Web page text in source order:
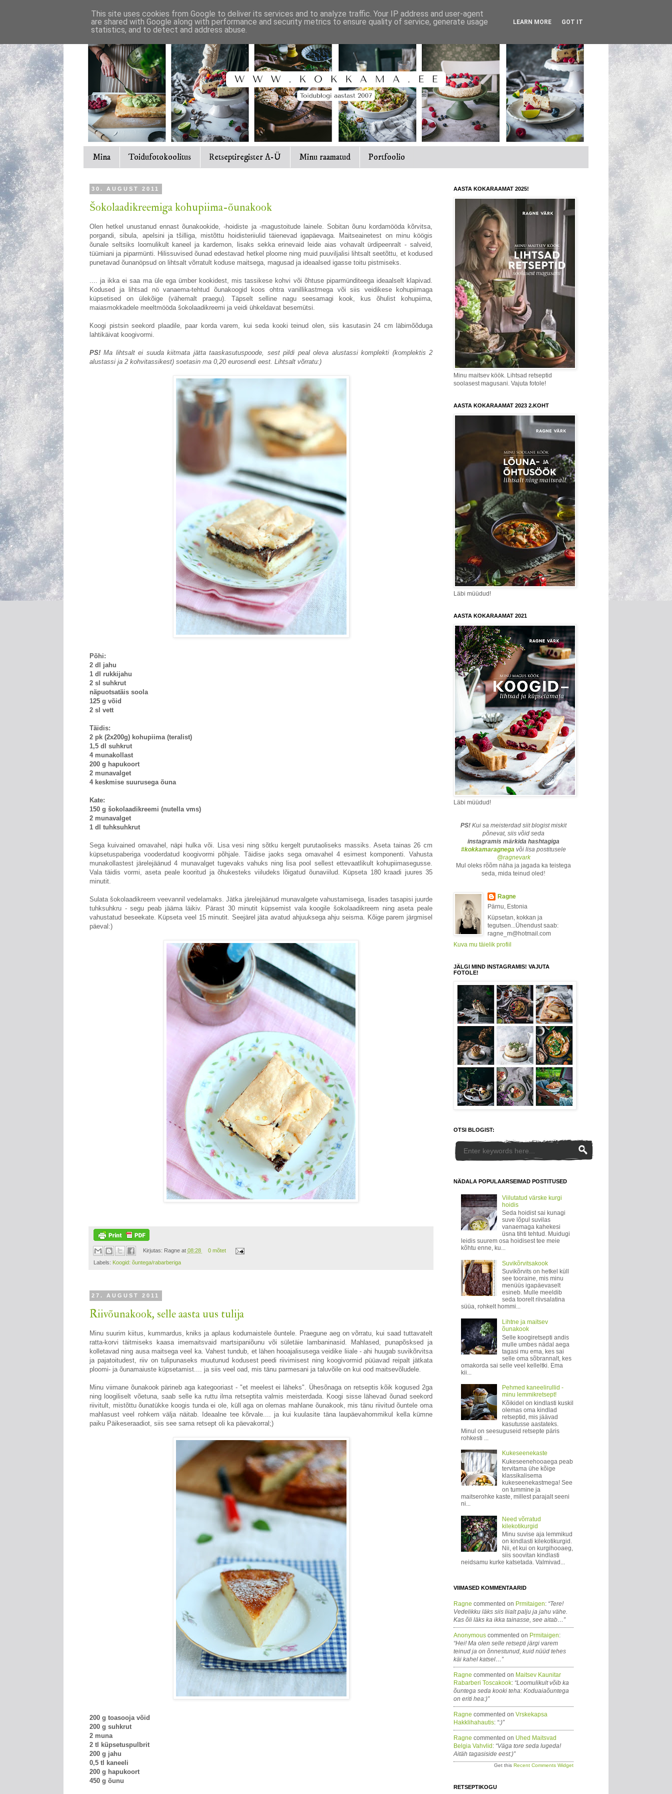
Mina Toidufotokoolitus Retseptiregister A-Ü Minu raamatud Portfoolio
30. AUGUST 2011
Šokolaadikreemiga kohupiima-õunakook
Olen hetkel unustanud ennast õunakookide, -hoidiste ja -magustoitude lainele. Sobitan õunu kordamööda kõrvitsa,
porgandi, sibula, apelsini ja tšilliga, mistõttu hoidisteriiulid täienevad igapäevaga. Maitseainetest on minu köögis
õunale seltsiks loomulikult kaneel ja kardemon, lisaks sekka erinevaid leide aias vohavalt ürdipeenralt - salveid,
tüümiani ja piparmünti. Hilissuvised õunad edestavad hetkel ploome ning muid puuviljalisi lihtsalt seetõttu, et kodused
punetavad õunanöpsud on lihtsalt võrratult koduse maitsega, magusad ja ideaalsed igasse toitu pistmiseks.
.... ja ikka ei saa ma üle ega ümber kookidest, mis tassikese kohvi või õhtuse piparmünditeega ideaalselt klapivad.
Kodused ja lihtsad nö vanaema-tehtud õunakoogid koos ohtra vanillikastmega või siis veidikese kohupiimaga
küpsetised on ülekõige (vähemalt praegu). Täpselt selline nagu seesamagi kook, kus õhulist kohupiima,
maiasmokkadele meeltmööda šokolaadikreemi ja veidi ühkeldavat besemütsi.
Koogi pistsin seekord plaadile, paar korda varem, kui seda kooki teinud olen, siis kasutasin 24 cm läbimõõduga
lahtikäivat koogivormi.
PS! Ma lihtsalt ei suuda kiitmata jätta taaskasutuspoode, sest pildi peal oleva alustassi komplekti (komplektis 2
alustassi ja 2 kohvitassikest) soetasin ma 0,20 eurosendi eest. Lihtsalt võrratu:)
Põhi:
2 dl jahu
1 dl rukkijahu
2 sl suhkrut
näpuotsatäis soola
125 g võid
2 sl vett
Täidis:
2 pk (2x200g) kohupiima (teralist)
1,5 dl suhkrut
4 munakollast
200 g hapukoort
2 munavalget
4 keskmise suurusega õuna
Kate:
150 g šokolaadikreemi (nutella vms)
2 munavalget
1 dl tuhksuhkrut
Sega kuivained omavahel, näpi hulka või. Lisa vesi ning sõtku kergelt purutaoliseks massiks. Aseta tainas 26 cm
küpsetuspaberiga vooderdatud koogivormi põhjale. Täidise jaoks sega omavahel 4 esimest komponenti. Vahusta
munakollastest järelejäänud 4 munavalget tugevaks vahuks ning lisa pool sellest ettevaatlikult kohupiimasegusse.
Vala täidis vormi, aseta peale kooritud ja õhukesteks viiludeks lõigatud õunaviilud. Küpseta 180 kraadi juures 35
minutit.
Sulata šokolaadikreem veevannil vedelamaks. Jätka järelejäänud munavalgete vahustamisega, lisades tasapisi juurde
tuhksuhkru - segu peab jääma läikiv. Pärast 30 minutit küpsemist vala koogile šokolaadikreem ning aseta peale
vahustatud beseekate. Küpseta veel 15 minutit. Seejärel jäta avatud ahjuuksega ahju seisma. Kõige parem järgmisel
päeval:)
Kirjutas: Ragne at 08:28 0 mõtet
Labels: Koogid: õuntega/rabarberiga
27. AUGUST 2011
Riivõunakook, selle aasta uus tulija
Minu suurim kiitus, kummardus, kniks ja aplaus kodumaistele õuntele. Praegune aeg on võrratu, kui saad tuttavatelt
ratta-korvi täitmiseks kaasa imemaitsvaid martsipaniõunu või sületäie lambaninasid. Mahlased, punapõsksed ja
kolletavad ning ausa maitsega veel ka. Vahest tundub, et lähen hooajalisusega veidike liiale - ahi huugab suvikõrvitsa
ja pajatoitudest, riiv on tulipunaseks muutunud kodusest peedi riivimisest ning koogivormid püüavad reipalt jätkata
ploomi- ja õunamaiuste küpsetamist.... ja siis veel oad, mis tänu parmesani ja taluvõile on kui ood maitsevõludele.
Minu viimane õunakook pärineb aga kategooriast - "et meelest ei läheks". Ühesõnaga on retseptis kõik kogused 2ga
ning loogiliselt võetuna, saab selle ka ruttu ilma retseptita valmis meisterdada. Koogi sisse lähevad õunad seekord
riivitult, mistõttu õunatükke koogis tunda ei ole, küll aga on olemas mahlane õunakook, mis tänu riivitud õuntele oma
mahlasust veel rohkem välja näitab. Ideaalne tee kõrvale.... ja kui kuulasite täna laupäevahommikul kella kümne
paiku Päikeseraadiot, siis see sama retsept oli ka päevakorral;)
200 g toasooja võid
200 g suhkrut
2 muna
2 tl küpsetuspulbrit
200 g jahu
0,5 tl kaneeli
200 g hapukoort
450 g õunu
AASTA KOKARAAMAT 2025!
Minu maitsev köök. Lihtsad retseptid
soolasest magusani. Vajuta fotole!
AASTA KOKARAAMAT 2023 2.KOHT
Läbi müüdud!
AASTA KOKARAAMAT 2021
Läbi müüdud!
PS! Kui sa meisterdad siit blogist miskit
põnevat, siis võid seda
instagramis märkida hashtagiga
#kokkamaragnega või lisa postitusele
@ragnevark
Mul oleks rõõm näha ja jagada ka teistega
seda, mida teinud oled !
Ragne
Pärnu, Estonia
Küpsetan, kokkan ja
tegutsen...Ühendust saab:
ragne_m@hotmail.com
Kuva mu täielik profiil
JÄLGI MIND INSTAGRAMIS! VAJUTA
FOTOLE!
OTSI BLOGIST:
NÄDALA POPULAARSEIMAD POSTITUSED
Viilutatud värske kurgi
hoidis
Seda hoidist sai kunagi
suve lõpul suvilas
vanaemaga kahekesi
üsna tihti tehtud. Muidugi
leidis suurem osa hoidisest tee meie
kõhtu enne, ku...
Suvikõrvitsakook
Suvikõrvits on hetkel küll
see tooraine, mis minu
menüüs igapäevaselt
esineb. Mulle meeldib
seda toorelt riivsalatina
süüa, rohkelt hommi...
Lihtne ja maitsev
õunakook
Selle koogiretsepti andis
mulle umbes nädal aega
tagasi mu ema, kes sai
selle oma sõbrannalt, kes
omakorda sai selle veel kelleltki. Ema
kii...
Pehmed kaneelirullid -
minu lemmikretsept!
Kõikidel on kindlasti kuskil
olemas oma kindlad
retseptid, mis jäävad
kasutusse aastateks.
Minul on seesuguseid retsepte päris
rohkesti ...
Kukeseenekaste
Kukeseenehooaega peab
tervitama ühe kõige
klassikalisema
kukeseenekastmega! See
on tummine ja
maitserohke kaste, millest parajalt seeni
ni...
Need võrratud
kilekotikurgid
Minu suvise aja lemmikud
on kindlasti kilekotikurgid.
Nii, et kui on kurgihooaeg,
siis soovitan kindlasti
neidsamu kurke katsetada. Valmivad...
VIIMASED KOMMENTAARID
Ragne commented on Prmitaigen: “Tere!
Vedelikku läks siis liialt palju ja jahu vähe.
Kas õli läks ka ikka tainasse, see aitab…”
Anonymous commented on Prmitaigen:
“Hei! Ma olen selle retsepti järgi varem
teinud ja on õnnestunud, kuid nüüd tehes
käi kahel katsel…”
Ragne commented on Maitsev Kaunitar
Rabarberi Toscakook: “Loomulikult võib ka
õuntega seda kooki teha: Koduaiaõuntega
on eriti hea:)”
Ragne commented on Vrskekapsa
Hakklihahautis: “:)”
Ragne commented on Uhed Maitsvad
Belgia Vahvlid : “Väga tore seda lugeda!
Aitäh tagasiside eest:)”
Get this Recent Comments Widget
RETSEPTIKOGU
This site uses cookies from Google to deliver its services and to analyze traffic. Your IP address and user-agent
are shared with Google along with performance and security metrics to ensure quality of service, generate usage
statistics, and to detect and address abuse.
LEARN MORE GOT IT